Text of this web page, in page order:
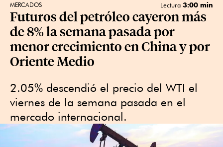
MERCADOS Lectura 3:00 min
Futuros del petróleo cayeron más
de 8% la semana pasada por
menor crecimiento en China y por
Oriente Medio
2.05% descendió el precio del WTI el
viernes de la semana pasada en el
mercado internacional.